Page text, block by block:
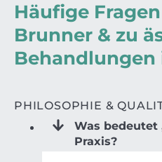
Häufige
Brunner & zu
PHILOSOPHIE &
Was bedeutet
Praxis?